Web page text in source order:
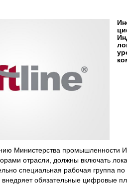
Министерства
отрасли, должны включать
специальная рабочая группа
обязательные цифровые